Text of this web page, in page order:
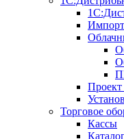
Торговое
Кассы